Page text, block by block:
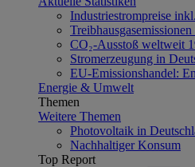
Industriestrompreise
CO₂-Ausstoß weltweit
Stromerzeugung in
EU-Emissionshandel:
Energie & Umwelt
Themen
Weitere Themen
Photovoltaik in
Nachhaltiger Konsum
Top Report